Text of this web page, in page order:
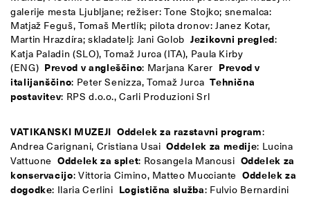
galerije mesta Ljubljane; režiser: Tone Stojko; snemalca:
Matjaž Feguš, Tomaš Mertlík; pilota dronov: Janez Kotar,
Martin Hrazdíra; skladatelj: Jani Golob Jezikovni pregled:
Katja Paladin (SLO), Tomaž Jurca (ITA), Paula Kirby
(ENG) Prevod v angleščino: Marjana Karer Prevod v
italijanščino: Peter Senizza, Tomaž Jurca Tehnična
postavitev: RPS d.o.o., Carli Produzioni Srl
VATIKANSKI MUZEJI Oddelek za razstavni program:
Andrea Carignani, Cristiana Usai Oddelek za medije: Lucina
Vattuone Oddelek za splet: Rosangela Mancusi Oddelek za
konservacijo: Vittoria Cimino, Matteo Mucciante Oddelek za
dogodke: Ilaria Cerlini Logistična služba: Fulvio Bernardini